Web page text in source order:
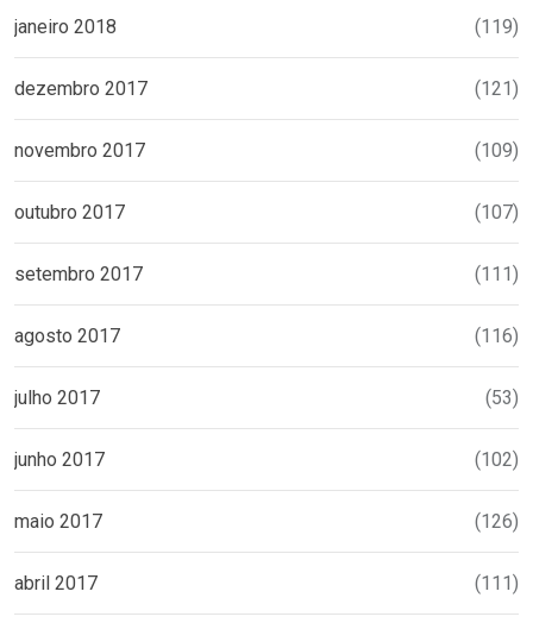
janeiro 2018 (119)
dezembro 2017 (121)
novembro 2017 (109)
outubro 2017 (107)
setembro 2017 (111)
agosto 2017 (116)
julho 2017 (53)
junho 2017 (102)
maio 2017 (126)
abril 2017 (111)